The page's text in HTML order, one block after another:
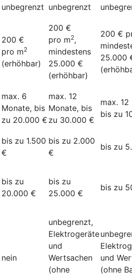
unbegrenzt unbegrenzt
200 €
pro m2
(erhöhbar)
200 €
pro m2,
mindestens
25.000 €
(erhöhbar)
200 €
25.000
max. 6
Monate, bis
zu 20.000 €
max. 12
Monate, bis
zu 30.000 €
max.
bis zu
bis zu 1.500
€
bis zu 2.000
€
bis zu
bis zu
20.000 €
bis zu
25.000 €
bis zu
nein
unbegrenzt,
Elektrogeräte
und
Wertsachen
(ohne
und
(ohne